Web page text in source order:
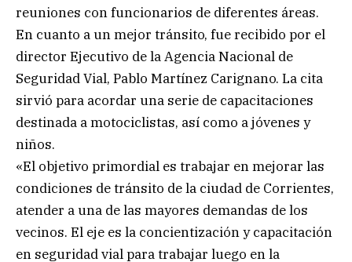
reuniones con funcionarios de diferentes áreas.
En cuanto a un mejor tránsito, fue recibido por el
director Ejecutivo de la Agencia Nacional de
Seguridad Vial, Pablo Martínez Carignano. La cita
sirvió para acordar una serie de capacitaciones
destinada a motociclistas, así como a jóvenes y
niños.
«El objetivo primordial es trabajar en mejorar las
condiciones de tránsito de la ciudad de Corrientes,
atender a una de las mayores demandas de los
vecinos. El eje es la concientización y capacitación
en seguridad vial para trabajar luego en la